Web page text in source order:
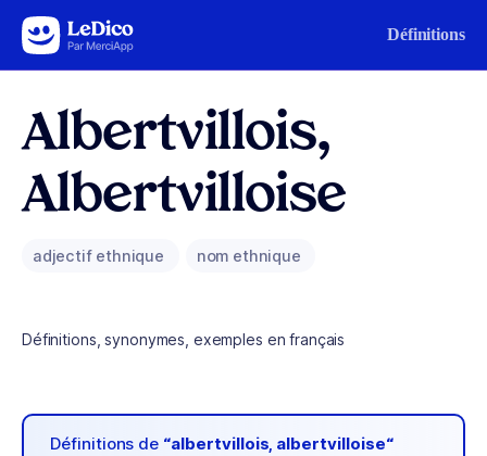
Aller au contenu Définitions
Albertvillois,
Albertvilloise
adjectif ethnique nom ethnique
Définitions, synonymes, exemples en français
Définitions de “albertvillois, albertvilloise“